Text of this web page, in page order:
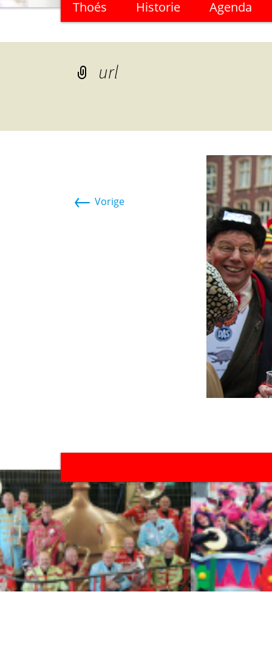
naar
de
inhoud
Thoés Historie Agenda
url
← Vorige